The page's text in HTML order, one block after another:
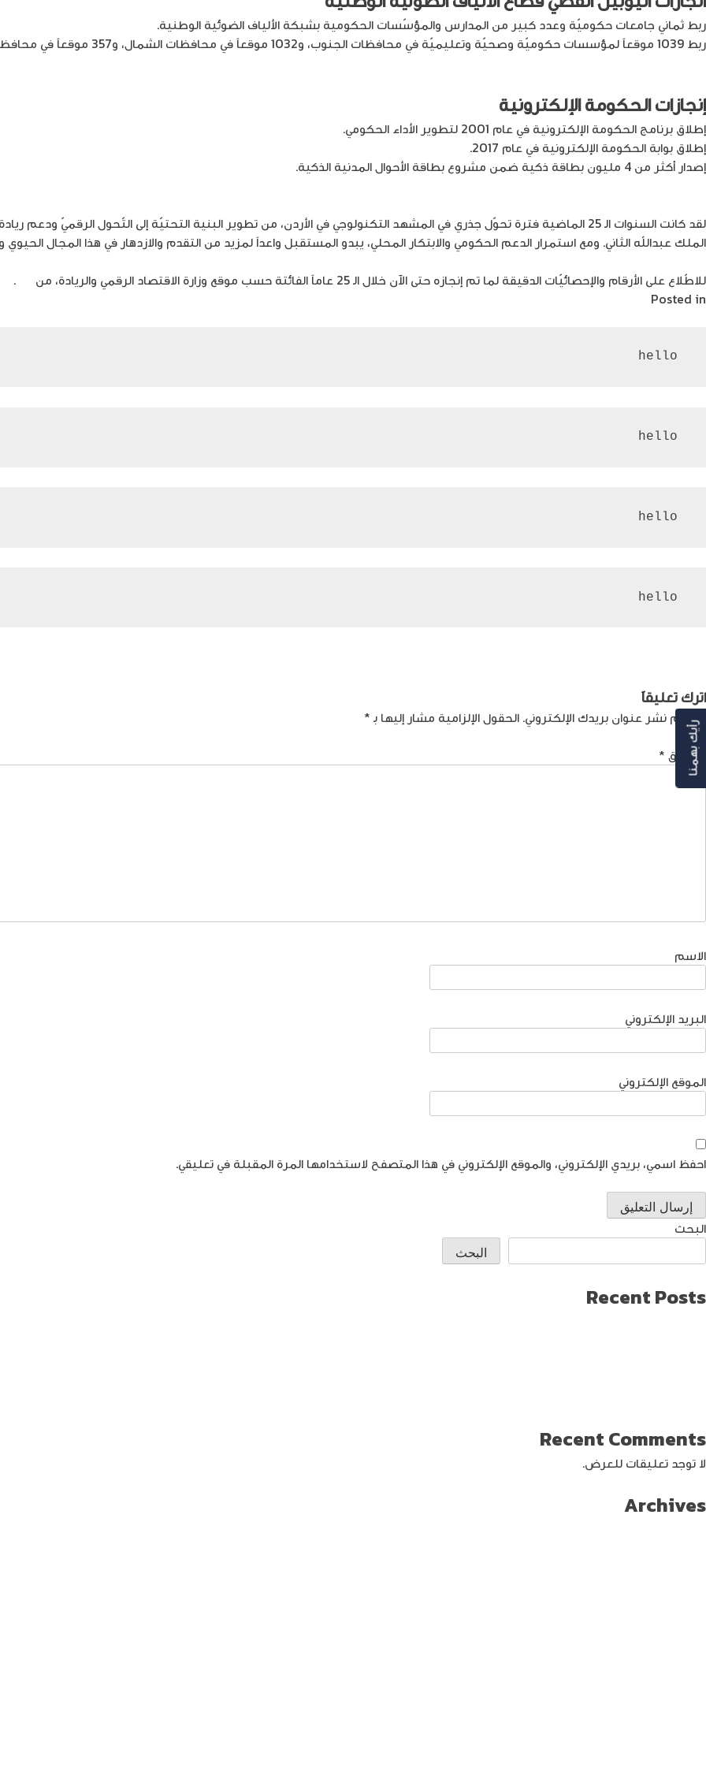
ربط ثماني جامعات حكوميّة وعدد كبير من المدارس والمؤسّسات الحكومية بشبكة الألياف الضوئية الوطنية.
ربط 1039 موقعاً لمؤسسات حكوميّة وصحيّة وتعليميّة في محافظات الجنوب، و1032 موقعاً في محافظات الشمال، و357 موقعاً في محافظة العاصمة.
إنجازات الحكومة الإلكترونية
إطلاق برنامج الحكومة الإلكترونية في عام 2001 لتطوير الأداء الحكومي.
إطلاق بوابة الحكومة الإلكترونية في عام 2017.
إصدار أكثر من 4 مليون بطاقة ذكية ضمن مشروع بطاقة الأحوال المدنية الذكية.
لقد كانت السنوات الـ 25 الماضية فترة تحوّل جذري في المشهد التكنولوجي في الأردن، من تطوير البنية التحتيّة إلى التّحول الرقميّ
الملك عبدالله الثاني. ومع استمرار الدعم الحكومي والابتكار المحلي، يبدو المستقبل واعداً لمزيد من التقدم والازدهار في هذا المجال
للاطّلاع على الأرقام والإحصائيّات الدقيقة لما تم إنجازه حتى الآن خلال الـ 25 عاماً الفائتة حسب موقع وزارة الاقتصاد الرقمي والريادة، من
.
Posted in
المقالات
اترك تعليقاً
لن يتم نشر عنوان بريدك الإلكتروني. الحقول الإلزامية مشار إليها بـ *
التعليق *
الاسم
البريد الإلكتروني
الموقع الإلكتروني
احفظ اسمي، بريدي الإلكتروني، والموقع الإلكتروني في هذا المتصفح لاستخدامها المرة المقبلة في تعليقي.
البحث
البحث
Recent Posts
Recent Comments
لا توجد تعليقات للعرض.
Archives
رأيك بهمنا